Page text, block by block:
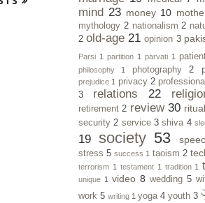
mind 23 money 10
mythology 2 nationalism 2
2 old-age 21 opinion 3
Parsi 1 partition 1 parvati 1
philosophy 1 photography 2
prejudice 1 privacy 2
3
relations 22
retirement 2 review 30
security 2 service 3 shiva 4
19 society 53
stress 5 success 1 taoism 2
terrorism 1 testament 1 tradition 1
unique 1 video 8 wedding 5
work 5 writing 1 yoga 4 youth 3